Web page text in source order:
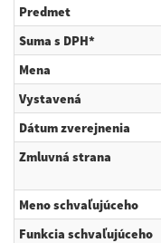
Predmet
Suma s DPH*
Mena
Vystavená
Dátum zverejnenia
Zmluvná strana
Meno schvaľujúceho
Funkcia schvaľujúceho